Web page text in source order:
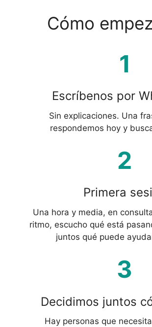
Cómo
1
Escríbenos por
Sin explicaciones. Una
respondemos hoy y
2
Primera
Una hora y media, en
ritmo, escucho qué está
juntos qué puede
3
Decidimos juntos
Hay personas que